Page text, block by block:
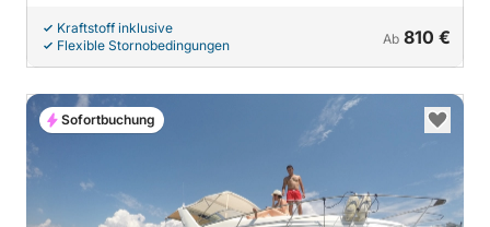
Kraftstoff inklusive
Flexible Stornobedingungen
Ab 810 €
Sofortbuchung